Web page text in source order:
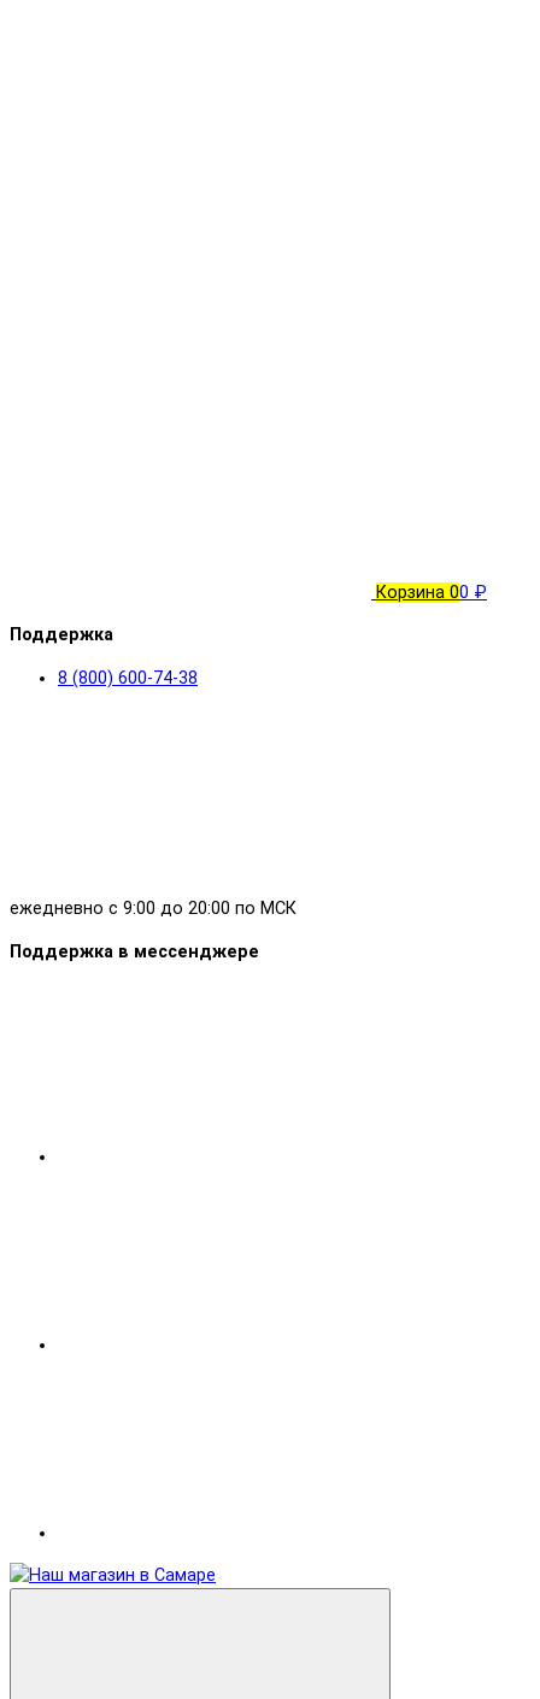
Корзина 00 ₽
Поддержка
8 (800) 600-74-38
ежедневно с 9:00 до 20:00 по МСК
Поддержка в мессенджере